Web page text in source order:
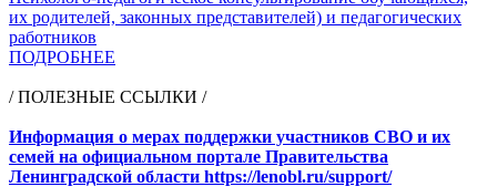
их родителей, законных представителей) и педагогических
работников
ПОДРОБНЕЕ
/ ПОЛЕЗНЫЕ ССЫЛКИ /
Информация о мерах поддержки участников СВО и их
семей на официальном портале Правительства
Ленинградской области https://lenobl.ru/support/